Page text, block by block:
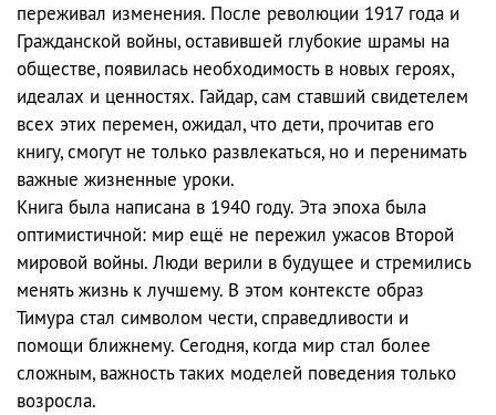
переживал изменения. После революции 1917 года и
Гражданской войны, оставившей глубокие шрамы на
обществе, появилась необходимость в новых героях,
идеалах и ценностях. Гайдар, сам ставший свидетелем
всех этих перемен, ожидал, что дети, прочитав его
книгу, смогут не только развлекаться, но и перенимать
важные жизненные уроки.
Книга была написана в 1940 году. Эта эпоха была
оптимистичной: мир ещё не пережил ужасов Второй
мировой войны. Люди верили в будущее и стремились
менять жизнь к лучшему. В этом контексте образ
Тимура стал символом чести, справедливости и
помощи ближнему. Сегодня, когда мир стал более
сложным, важность таких моделей поведения только
возросла.